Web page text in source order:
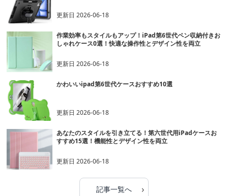
更新日2026-06-18
作業効率もスタイルもアップ！iPad第6世代ペン収納付きお
しゃれケース0選！快適な操作性とデザイン性を両立
更新日2026-06-18
かわいいipad第6世代ケースおすすめ10選
更新日2026-06-18
あなたのスタイルを引き立てる！第六世代用iPadケースお
すすめ15選！機能性とデザイン性を両立
更新日2026-06-18
記事一覧へ ›